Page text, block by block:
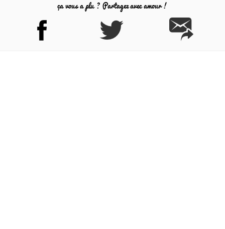
ça vous a plu ? Partagez avec amour !